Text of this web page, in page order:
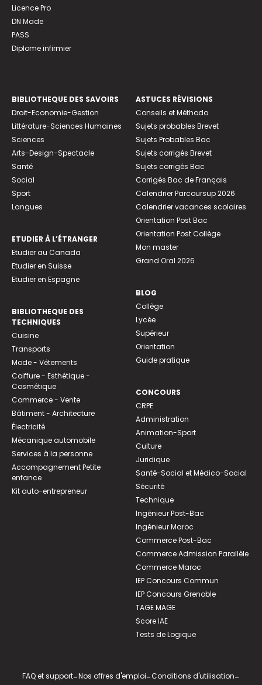
Licence Pro
DN Made
PASS
Diplome infirmier
BIBLIOTHEQUE DES SAVOIRS
Droit-Economie-Gestion
Littérature-Sciences Humaines
Sciences
Arts-Design-Spectacle
Santé
Social
Sport
Langues
ETUDIER À L’ÉTRANGER
Etudier au Canada
Etudier en Suisse
Etudier en Espagne
BIBLIOTHEQUE DES
TECHNIQUES
Cuisine
Transports
Mode - Vêtements
Coiffure - Esthétique -
Cosmétique
Commerce - Vente
Bâtiment - Architecture
Électricité
Mécanique automobile
Services à la personne
Accompagnement Petite
enfance
Kit auto-entrepreneur
ASTUCES RÉVISIONS
Conseils et Méthodo
Sujets probables Brevet
Sujets Probables Bac
Sujets corrigés Brevet
Sujets corrigés Bac
Corrigés Bac de Français
Calendrier Parcoursup 2026
Calendrier vacances scolaires
Orientation Post Bac
Orientation Post Collège
Mon master
Grand Oral 2026
BLOG
Collège
Lycée
Supérieur
Orientation
Guide pratique
CONCOURS
CRPE
Administration
Animation-Sport
Culture
Juridique
Santé-Social et Médico-Social
Sécurité
Technique
Ingénieur Post-Bac
Ingénieur Maroc
Commerce Post-Bac
Commerce Admission Parallèle
Commerce Maroc
IEP Concours Commun
IEP Concours Grenoble
TAGE MAGE
Score IAE
Tests de Logique
FAQ et support-Nos offres d'emploi-Conditions d'utilisation-